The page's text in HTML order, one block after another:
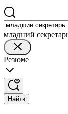
младший
Резюме
Найти